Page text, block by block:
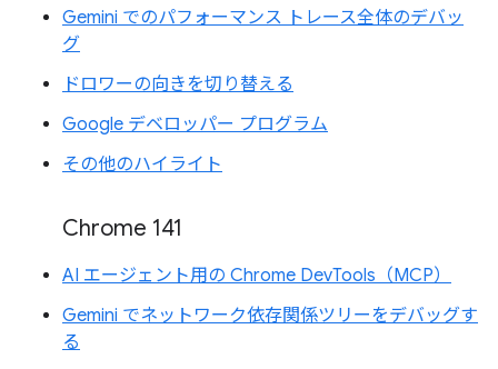
Gemini でのパフォーマンス トレース全体のデバッ
グ
ドロワーの向きを切り替える
Google デベロッパー プログラム
その他のハイライト
Chrome 141
AI エージェント用の Chrome DevTools（MCP）
Gemini でネットワーク依存関係ツリーをデバッグす
る